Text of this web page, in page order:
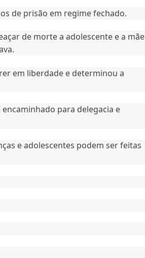
de prisão em regime fechado.
de morte a adolescente e a mãe
em liberdade e determinou a
para delegacia e
e adolescentes podem ser feitas